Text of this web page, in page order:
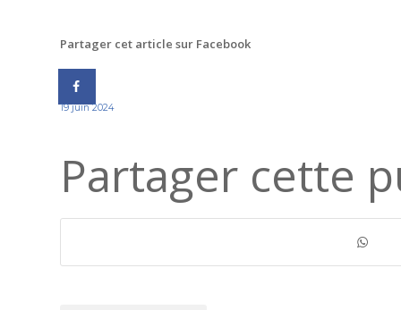
Partager cet article sur Facebook
19 juin 2024
Partager cette